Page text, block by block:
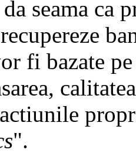
seama ca
fi bazate
".